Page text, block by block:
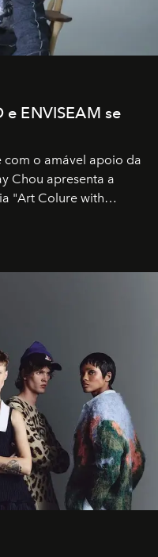
ENVISEAM se
com o amável apoio da
Chou apresenta a
"Art Colure with